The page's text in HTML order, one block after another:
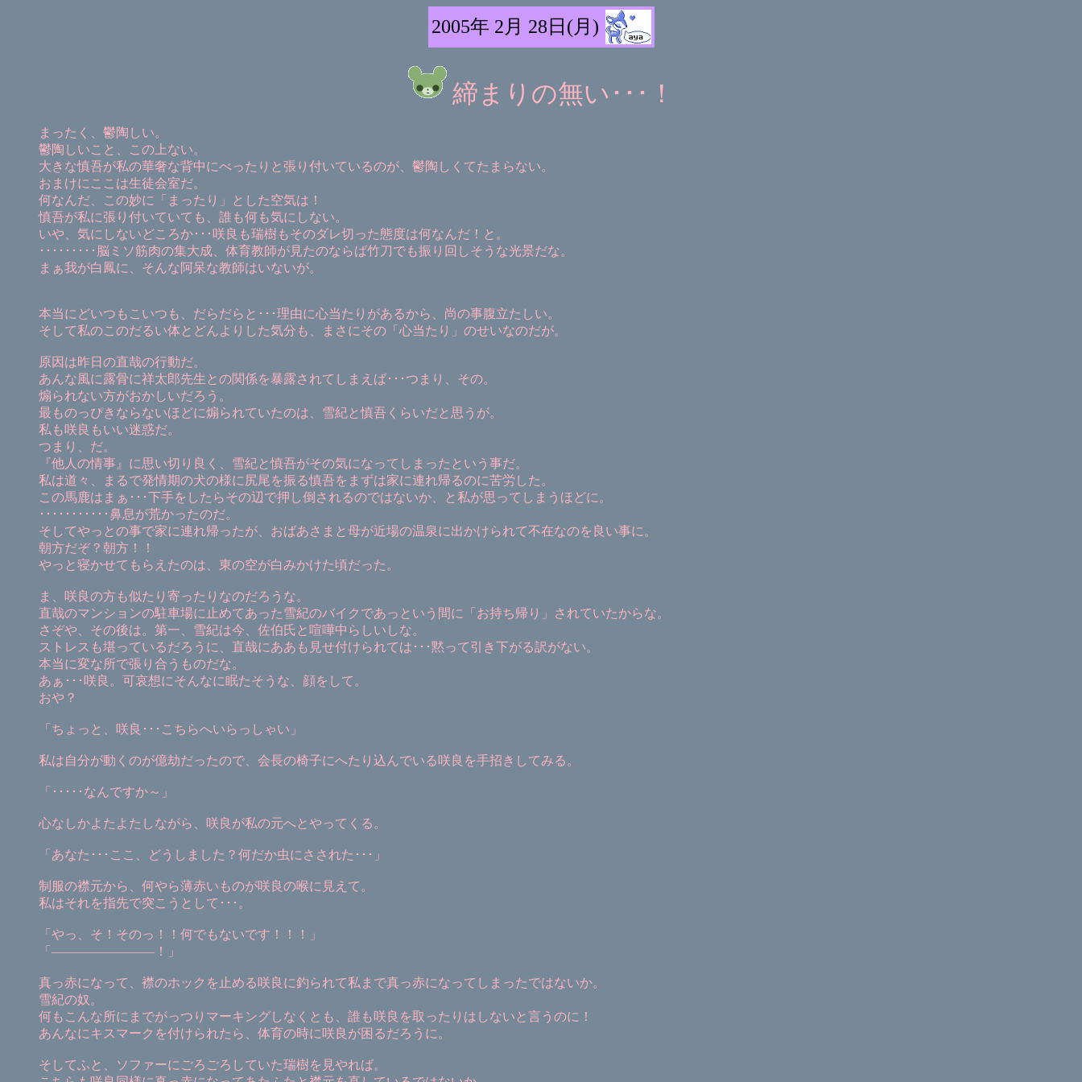
2005年 2月 28日(月)
締まりの無い･･･！
まったく、鬱陶しい。
鬱陶しいこと、この上ない。
大きな慎吾が私の華奢な背中にべったりと張り付いているのが、鬱陶しくてたまらない。
おまけにここは生徒会室だ。
何なんだ、この妙に「まったり」とした空気は！
慎吾が私に張り付いていても、誰も何も気にしない。
いや、気にしないどころか･･･咲良も瑞樹もそのダレ切った態度は何なんだ！と。
･････････脳ミソ筋肉の集大成、体育教師が見たのならば竹刀でも振り回しそうな光景だな。
まぁ我が白鳳に、そんな阿呆な教師はいないが。
本当にどいつもこいつも、だらだらと･･･理由に心当たりがあるから、尚の事腹立たしい。
そして私のこのだるい体とどんよりした気分も、まさにその「心当たり」のせいなのだが。
原因は昨日の直哉の行動だ。
あんな風に露骨に祥太郎先生との関係を暴露されてしまえば･･･つまり、その。
煽られない方がおかしいだろう。
最ものっぴきならないほどに煽られていたのは、雪紀と慎吾くらいだと思うが。
私も咲良もいい迷惑だ。
つまり、だ。
『他人の情事』に思い切り良く、雪紀と慎吾がその気になってしまったという事だ。
私は道々、まるで発情期の犬の様に尻尾を振る慎吾をまずは家に連れ帰るのに苦労した。
この馬鹿はまぁ･･･下手をしたらその辺で押し倒されるのではないか、と私が思ってしまうほどに。
･･･････････鼻息が荒かったのだ。
そしてやっとの事で家に連れ帰ったが、おばあさまと母が近場の温泉に出かけられて不在なのを良い事に。
朝方だぞ？朝方！！
やっと寝かせてもらえたのは、東の空が白みかけた頃だった。
ま、咲良の方も似たり寄ったりなのだろうな。
直哉のマンションの駐車場に止めてあった雪紀のバイクであっという間に「お持ち帰り」されていたからな。
さぞや、その後は。第一、雪紀は今、佐伯氏と喧嘩中らしいしな。
ストレスも堪っているだろうに、直哉にああも見せ付けられては･･･黙って引き下がる訳がない。
本当に変な所で張り合うものだな。
あぁ･･･咲良。可哀想にそんなに眠たそうな、顔をして。
おや？
「ちょっと、咲良･･･こちらへいらっしゃい」
私は自分が動くのが億劫だったので、会長の椅子にへたり込んでいる咲良を手招きしてみる。
「･････なんですか～」
心なしかよたよたしながら、咲良が私の元へとやってくる。
「あなた･･･ここ、どうしました？何だか虫にさされた･･･」
制服の襟元から、何やら薄赤いものが咲良の喉に見えて。
私はそれを指先で突こうとして･･･。
「やっ、そ！そのっ！！何でもないです！！！」
「――――――――！」
真っ赤になって、襟のホックを止める咲良に釣られて私まで真っ赤になってしまったではないか。
雪紀の奴。
何もこんな所にまでがっつりマーキングしなくとも、誰も咲良を取ったりはしないと言うのに！
あんなにキスマークを付けられたら、体育の時に咲良が困るだろうに。
そしてふと、ソファーにごろごろしていた瑞樹を見やれば。